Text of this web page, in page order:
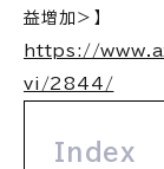
益増加＞】
https://
vi/2844/
Index